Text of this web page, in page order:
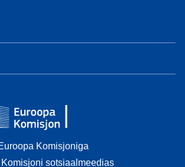
Komisjoniga
sotsiaalmeedias